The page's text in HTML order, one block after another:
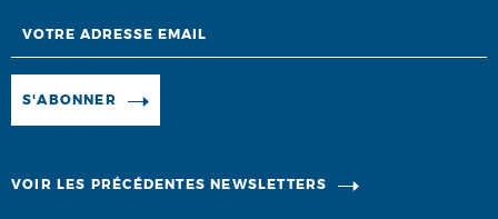
S'ABONNER
VOIR LES PRÉCÉDENTES NEWSLETTERS